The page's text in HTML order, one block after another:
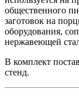
общественного
заготовок на
оборудования,
нержавеющей
В комплект
стенд.